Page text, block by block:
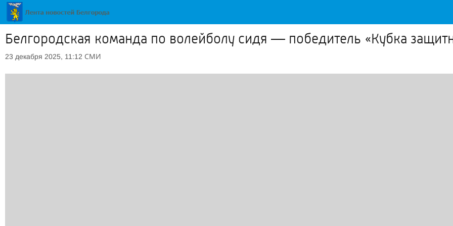
Белгородская команда по волейболу сидя — победитель «Кубка
23 декабря 2025, 11:12 СМИ